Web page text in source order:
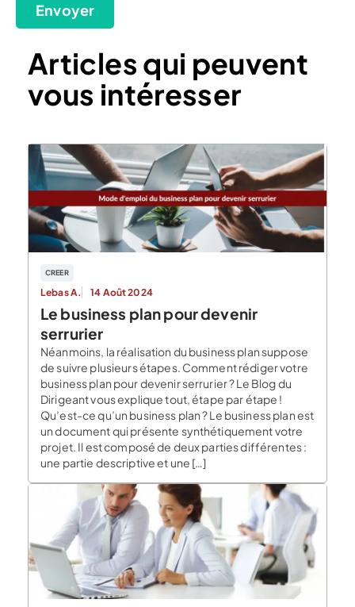
Envoyer
Articles qui peuvent
vous intéresser
CREER
Lebas A. 14 Août 2024
Le business plan pour devenir
serrurier
Néanmoins, la réalisation du business plan suppose
de suivre plusieurs étapes. Comment rédiger votre
business plan pour devenir serrurier ? Le Blog du
Dirigeant vous explique tout, étape par étape !
Qu’est-ce qu’un business plan ? Le business plan est
un document qui présente synthétiquement votre
projet. Il est composé de deux parties différentes :
une partie descriptive et une […]